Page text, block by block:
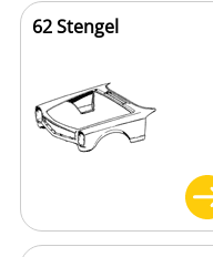
62 Stengel